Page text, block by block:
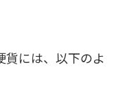
には、以下のよ